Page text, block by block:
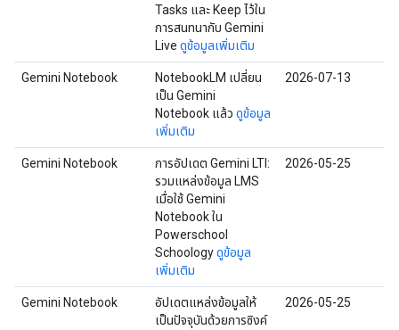
Tasks และ Keep ไว้ใน
การสนทนากับ Gemini
Live ดูข้อมูลเพิ่มเติม
Gemini Notebook
NotebookLM เปลี่ยน
เป็น Gemini
Notebook แล้ว ดูข้อมูล
เพิ่มเติม
2026-07-13
Gemini Notebook
การอัปเดต Gemini LTI:
รวมแหล่งข้อมูล LMS
เมื่อใช้ Gemini
Notebook ใน
Powerschool
Schoologyดูข้อมูล
เพิ่มเติม
2026-05-25
Gemini Notebook
อัปเดตแหล่งข้อมูลให้
เป็นปัจจุบันด้วยการซิงค์
2026-05-25